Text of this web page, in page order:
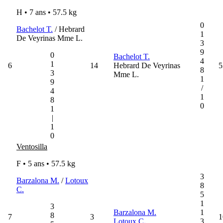
6
H • 7 ans • 57.5 kg
Bachelot T. / Hebrard
De Veyrinas Mme L.
0
1
3
9
4
8
1
|
1
0
14
Bachelot T.
Hebrard De Veyrinas
Mme L.
0
1
3
9
4
8
1
/
1
0
7
Ventosilla
F • 5 ans • 57.5 kg
Barzalona M. /Lotoux
C.
3
8
3
Barzalona M.
Lotoux C.
3
8
5
1
1
3